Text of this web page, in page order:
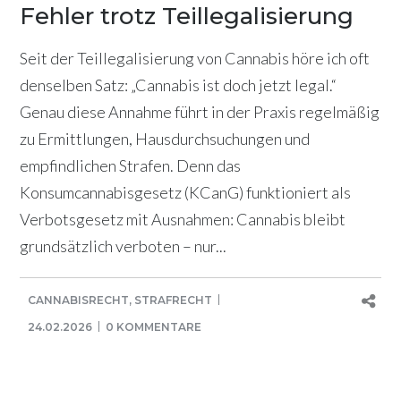
Fehler trotz Teillegalisierung
Seit der Teillegalisierung von Cannabis höre ich oft
denselben Satz: „Cannabis ist doch jetzt legal.“
Genau diese Annahme führt in der Praxis regelmäßig
zu Ermittlungen, Hausdurchsuchungen und
empfindlichen Strafen. Denn das
Konsumcannabisgesetz (KCanG) funktioniert als
Verbotsgesetz mit Ausnahmen: Cannabis bleibt
grundsätzlich verboten – nur...
CANNABISRECHT, STRAFRECHT
24.02.2026
0 KOMMENTARE